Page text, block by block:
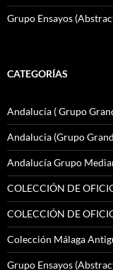
Grupo Ensayos
CATEGORÍAS
Andalucía ( Grupo
Andalucia (Grupo
Andalucía Grupo
COLECCIÓN DE
COLECCIÓN DE
Colección Málaga
Grupo Ensayos